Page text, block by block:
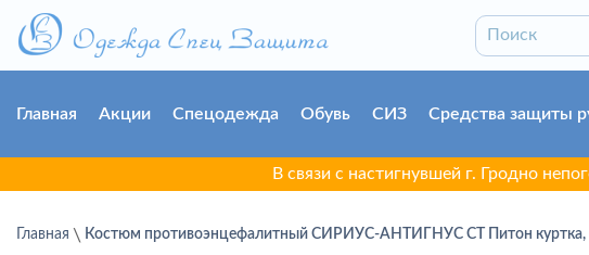
Главная Акции Спецодежда Обувь СИЗ Средства защиты
В связи с настигнувшей г. Гродно непогодой
Главная Костюм противоэнцефалитный СИРИУС-АНТИГНУС СТ Питон куртка,